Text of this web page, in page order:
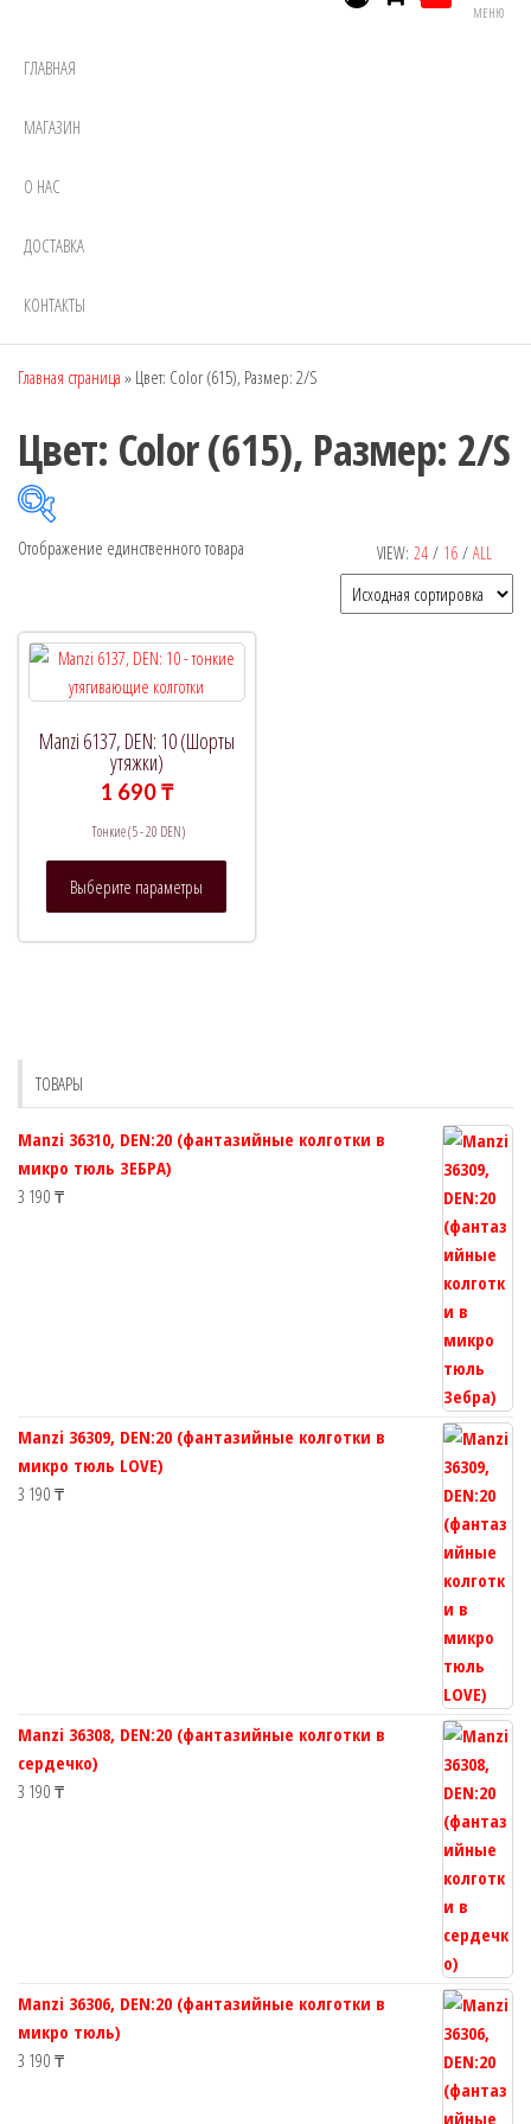
МЕНЮ
ГЛАВНАЯ
МАГАЗИН
О НАС
ДОСТАВКА
КОНТАКТЫ
Главная страница » Цвет: Color (615), Размер: 2/S
Цвет: Color (615), Размер: 2/S
Рекомендуемый продукт
Категории товаров
Метки товаров
VIEW: 24 / 16 / ALL
Отображение единственного товара
Manzi 6137, DEN: 10 (Шорты
утяжки)
1 690₸
Тонкие (5 - 20 DEN)
Выберите параметры
товара.
ТОВАРЫ
Manzi 36310, DEN:20 (фантазийные колготки в
микро тюль ЗЕБРА)
3 190 ₸
Manzi 36309, DEN:20 (фантазийные колготки в
микро тюль LOVE)
3 190 ₸
Manzi 36308, DEN:20 (фантазийные колготки в
сердечко)
3 190 ₸
Manzi 36306, DEN:20 (фантазийные колготки в
микро тюль)
3 190 ₸